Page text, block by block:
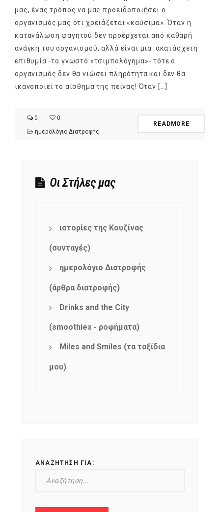
μας, ένας τρόπος να μας προειδοποιήσει ο
οργανισμός μας ότι χρειάζεται «καύσιμα». Όταν η
κατανάλωση φαγητού δεν προέρχεται από καθαρή
ανάγκη του οργανισμού, αλλά είναι μια ακατάσχετη
επιθυμία -το γνωστό «τσιμπολόγημα»- τότε ο
οργανισμός δεν θα νιώσει πληρότητα και δεν θα
ικανοποιεί το αίσθημα της πείνας! Όταν […]
0
0
ημερολόγιο Διατροφής
READMORE
Οι Στήλες μας
ιστορίες της Κουζίνας
(συνταγές)
ημερολόγιο Διατροφής
(άρθρα διατροφής)
Drinks and the City
(smoothies - ροφήματα)
Miles and Smiles (τα ταξίδια
μου)
ΑΝΑΖΉΤΗΣΗ ΓΙΑ: